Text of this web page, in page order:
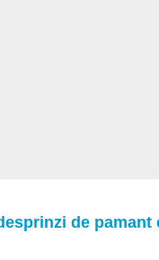
de pamant